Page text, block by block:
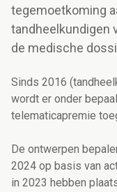
tegemoetkoming
tandheelkundigen
de medische
Sinds 2016
wordt er onder
telematicapremie
De ontwerpen
2024 op basis van
in 2023 hebben